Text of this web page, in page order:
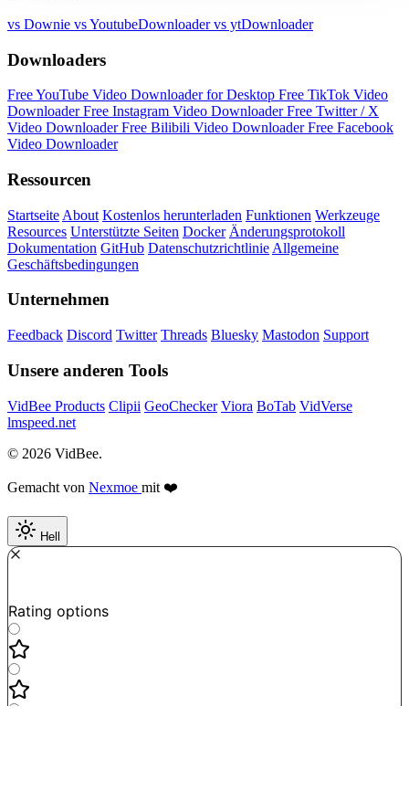
vs Downie vs YoutubeDownloadervs ytDownloader
Downloaders
Free YouTube Video Downloader for Desktop Free TikTok Video
DownloaderFree Instagram Video DownloaderFree Twitter / X
Video DownloaderFree Bilibili Video DownloaderFree Facebook
Video Downloader
Ressourcen
Startseite About Kostenlos herunterladen Funktionen Werkzeuge
Resources Unterstützte Seiten Docker Änderungsprotokoll
Dokumentation GitHub Datenschutzrichtlinie Allgemeine
Geschäftsbedingungen
Unternehmen
Feedback Discord Twitter Threads Bluesky Mastodon Support
Unsere anderen Tools
VidBee Products Clipii GeoChecker Viora BoTab VidVerse
lmspeed.net
© 2026 VidBee.
Gemacht von Nexmoe mit ❤️
Hell
Rating options